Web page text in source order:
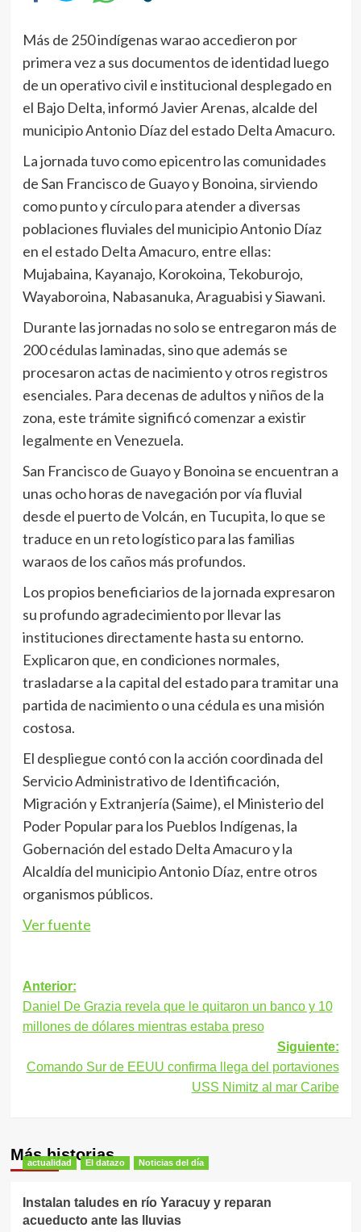
Más de 250 indígenas warao accedieron por
primera vez a sus documentos de identidad luego
de un operativo civil e institucional desplegado en
el Bajo Delta, informó Javier Arenas, alcalde del
municipio Antonio Díaz del estado Delta Amacuro.
La jornada tuvo como epicentro las comunidades
de San Francisco de Guayo y Bonoina, sirviendo
como punto y círculo para atender a diversas
poblaciones fluviales del municipio Antonio Díaz
en el estado Delta Amacuro, entre ellas:
Mujabaina, Kayanajo, Korokoina, Tekoburojo,
Wayaboroina, Nabasanuka, Araguabisi y Siawani.
Durante las jornadas no solo se entregaron más de
200 cédulas laminadas, sino que además se
procesaron actas de nacimiento y otros registros
esenciales. Para decenas de adultos y niños de la
zona, este trámite significó comenzar a existir
legalmente en Venezuela.
San Francisco de Guayo y Bonoina se encuentran a
unas ocho horas de navegación por vía fluvial
desde el puerto de Volcán, en Tucupita, lo que se
traduce en un reto logístico para las familias
waraos de los caños más profundos.
Los propios beneficiarios de la jornada expresaron
su profundo agradecimiento por llevar las
instituciones directamente hasta su entorno.
Explicaron que, en condiciones normales,
trasladarse a la capital del estado para tramitar una
partida de nacimiento o una cédula es una misión
costosa.
El despliegue contó con la acción coordinada del
Servicio Administrativo de Identificación,
Migración y Extranjería (Saime), el Ministerio del
Poder Popular para los Pueblos Indígenas, la
Gobernación del estado Delta Amacuro y la
Alcaldía del municipio Antonio Díaz, entre otros
organismos públicos.
Ver fuente
Navegación
de
Anterior:
Daniel De Grazia revela que le quitaron un banco y 10
millones de dólares mientras estaba preso
Siguiente:
Comando Sur de EEUU confirma llega del portaviones
USS Nimitz al mar Caribe
Más historias
actualidad El datazo Noticias del día
Instalan taludes en río Yaracuy y reparan
acueducto ante las lluvias